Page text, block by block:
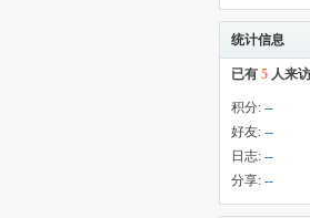
统计信息
已有 5 人来
积分: --
好友: --
日志: --
分享: --